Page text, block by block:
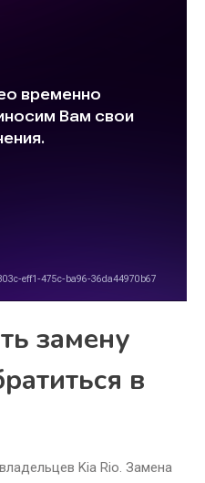
замену
в
Kia Rio. Замена